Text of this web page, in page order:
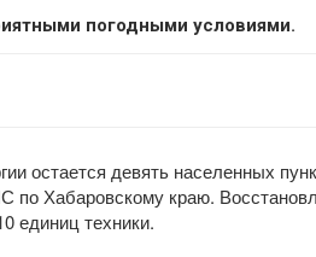
погодными условиями.
остается девять населенных
по Хабаровскому краю.
единиц техники.